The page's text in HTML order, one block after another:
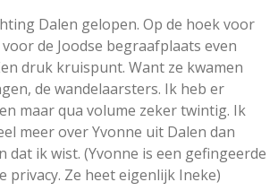
Dalen gelopen. Op de hoek voor
de Joodse begraafplaats even
druk kruispunt. Want ze kwamen
de wandelaarsters. Ik heb er
maar qua volume zeker twintig. Ik
meer over Yvonne uit Dalen dan
dat ik wist. (Yvonne is een gefingeerde
privacy. Ze heet eigenlijk Ineke)